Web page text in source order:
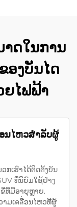
ດໃນການ
ອງບັນໄດ
ໄຟຟ້າ
ນໄຫວສຳລັບຜູ້
ກເຮົາໄດ້ຕິດຕັ້ງບັນ
ທີ່ນິຍົມໃຊ້ຢ່າງ
ຂີ່ທີ່ມີອາຍຸຫຼາຍ.
າມເคลື່ອນໄຫວທີ່ຜູ້